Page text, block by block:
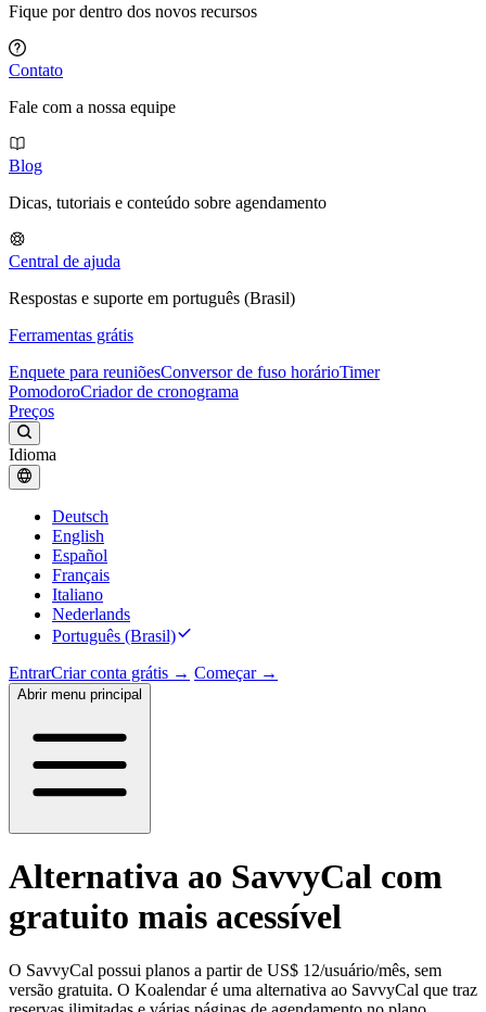
Fique por dentro dos novos recursos
Contato
Fale com a nossa equipe
Blog
Dicas, tutoriais e conteúdo sobre agendamento
Central de ajuda
Respostas e suporte em português (Brasil)
Ferramentas grátis
Enquete para reuniõesConversor de fuso horárioTimer
PomodoroCriador de cronograma
Preços
Idioma
Deutsch
English
Español
Français
Italiano
Nederlands
Português (Brasil)
EntrarCriar conta grátis → Começar →
Abrir menu principal
Alternativa ao SavvyCal com
gratuito mais acessível
O SavvyCal possui planos a partir de US$ 12/usuário/mês, sem
versão gratuita. O Koalendar é uma alternativa ao SavvyCal que traz